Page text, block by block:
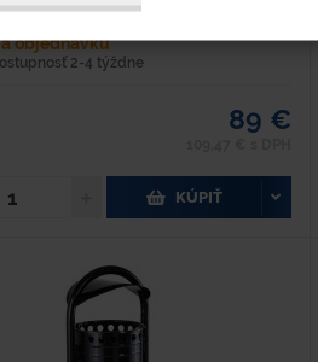
objednávku
2-4 týždne
89 €
KÚPIŤ